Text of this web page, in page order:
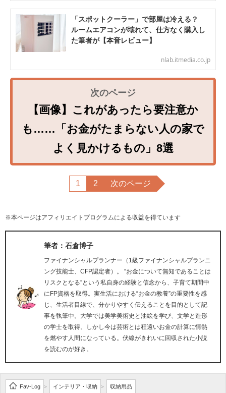
「スポットクーラー」で部屋は冷える？
ルームエアコンが壊れて、仕方なく購入し
た筆者が【本音レビュー】
nlab.itmedia.co.jp
【画像】これがあったら要注意か
も……「お金がたまらない人の家で
よく見かけるもの」8選
1 2 次のページ
※本ページはアフィリエイトプログラムによる収益を得ています
筆者：石倉博子
ファイナンシャルプランナー（1級ファイナンシャルプランニ
ング技能士、CFP認定者）。 “お金について無知であることは
リスクとなる”という私自身の経験と信念から、子育て期間中
にFP資格を取得。実生活における“お金の教養”の重要性を感
じ、生活者目線で、分かりやすく伝えることを目的として記
事を執筆中。大学では美学美術史と油絵を学び、文学と造形
の学士を取得。しかし今は芸術とは程遠いお金の計算に情熱
を燃やす人間になっている。伏線がきれいに回収された小説
を読むのが好き。
Fav-Log > インテリア・収納 > 収納用品